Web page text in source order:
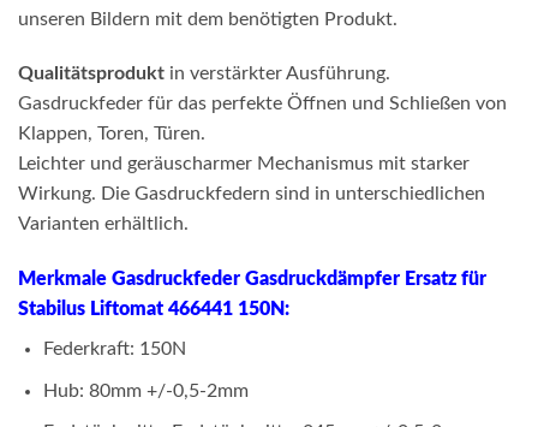
unseren Bildern mit dem benötigten Produkt.
Qualitätsprodukt in verstärkter Ausführung.
Gasdruckfeder für das perfekte Öffnen und Schließen von
Klappen, Toren, Türen.
Leichter und geräuscharmer Mechanismus mit starker
Wirkung. Die Gasdruckfedern sind in unterschiedlichen
Varianten erhältlich.
Merkmale Gasdruckfeder Gasdruckdämpfer Ersatz für
Stabilus Liftomat 466441 150N:
Federkraft: 150N
Hub: 80mm +/-0,5-2mm